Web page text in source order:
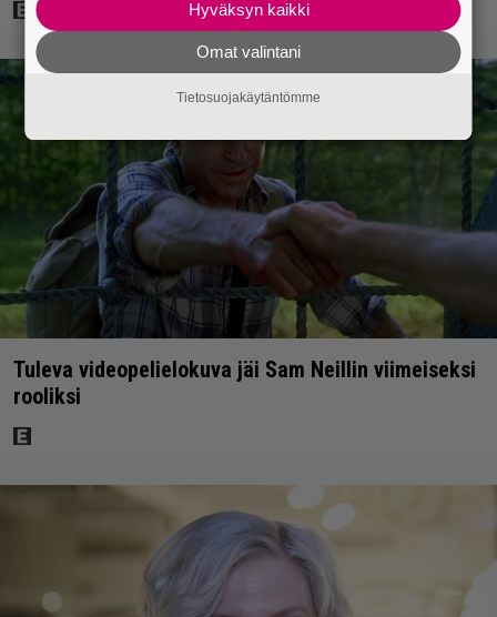
Tuleva videopelielokuva jäi Sam Neillin viimeiseksi
rooliksi
Hyväksyn kaikki
Omat valintani
Tietosuojakäytäntömme